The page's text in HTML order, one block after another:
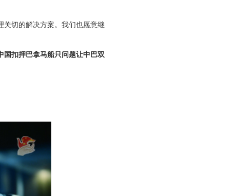
切的解决方案。我们也愿意继
扣押巴拿马船只问题让中巴双